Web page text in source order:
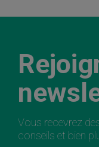
Vous recevrez
conseils et bien